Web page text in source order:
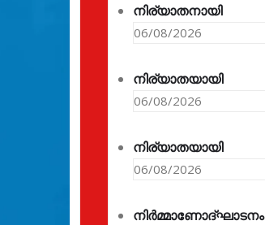
നിര്യാതനായി
06/08/2026
നിര്യാതയായി
06/08/2026
നിര്യാതയായി
06/08/2026